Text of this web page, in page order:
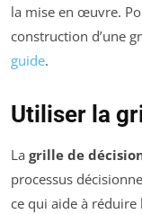
la mise en œuvre.
construction d’une
guide.
Utiliser la
La grille de
processus
ce qui aide à réduire